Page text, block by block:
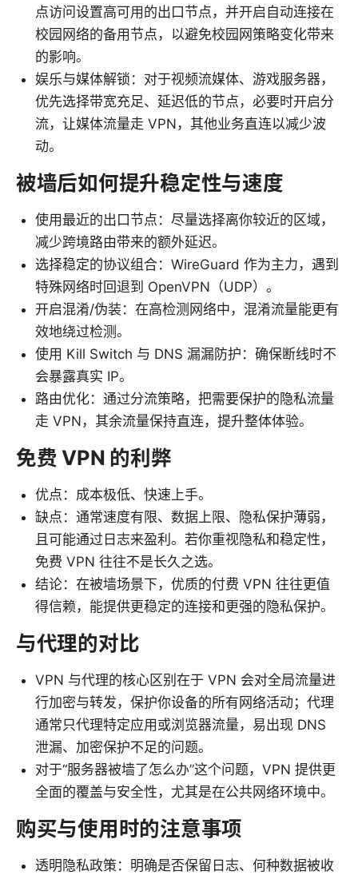
点访问设置高可用的出口节点，并开启自动连接在
校园网络的备用节点，以避免校园网策略变化带来
的影响。
娱乐与媒体解锁：对于视频流媒体、游戏服务器，
优先选择带宽充足、延迟低的节点，必要时开启分
流，让媒体流量走 VPN，其他业务直连以减少波
动。
被墙后如何提升稳定性与速度
使用最近的出口节点：尽量选择离你较近的区域，
减少跨境路由带来的额外延迟。
选择稳定的协议组合：WireGuard 作为主力，遇到
特殊网络时回退到 OpenVPN（UDP）。
开启混淆/伪装：在高检测网络中，混淆流量能更有
效地绕过检测。
使用 Kill Switch 与 DNS 漏漏防护：确保断线时不
会暴露真实 IP。
路由优化：通过分流策略，把需要保护的隐私流量
走 VPN，其余流量保持直连，提升整体体验。
免费 VPN 的利弊
优点：成本极低、快速上手。
缺点：通常速度有限、数据上限、隐私保护薄弱，
且可能通过日志来盈利。若你重视隐私和稳定性，
免费 VPN 往往不是长久之选。
结论：在被墙场景下，优质的付费 VPN 往往更值
得信赖，能提供更稳定的连接和更强的隐私保护。
与代理的对比
VPN 与代理的核心区别在于 VPN 会对全局流量进
行加密与转发，保护你设备的所有网络活动；代理
通常只代理特定应用或浏览器流量，易出现 DNS
泄漏、加密保护不足的问题。
对于“服务器被墙了怎么办”这个问题，VPN 提供更
全面的覆盖与安全性，尤其是在公共网络环境中。
购买与使用时的注意事项
透明隐私政策：明确是否保留日志、何种数据被收